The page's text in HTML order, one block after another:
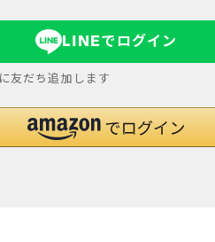
LINEでログイン
友だち追加します